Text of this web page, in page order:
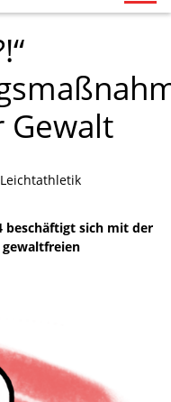
Gewalt
beschäftigt sich mit der
gewaltfreien